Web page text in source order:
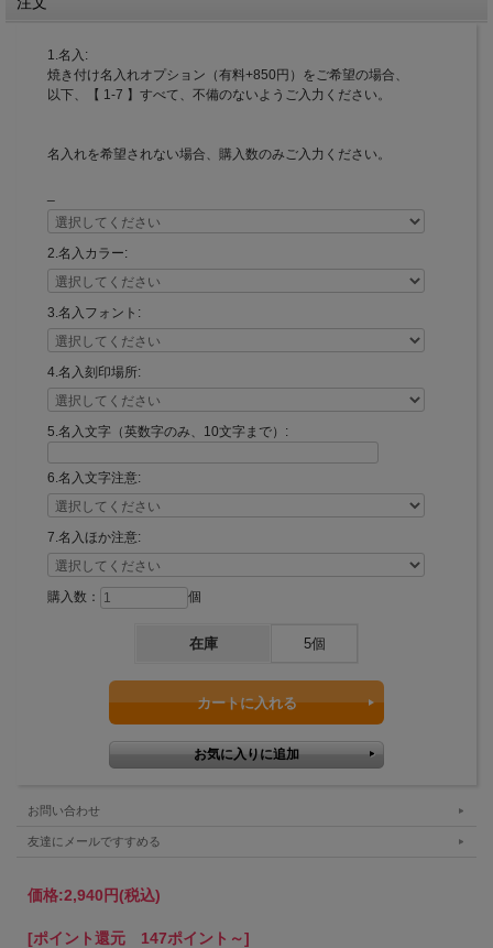
サイト
1.名入:
焼き付け名入れオプション（有料+850円）をご希望の場合、
以下、【 1-7 】すべて、不備のないようご入力ください。
名入れを希望されない場合、購入数のみご入力ください。
2.名入カラー:
3.名入フォント:
4.名入刻印場所:
5.名入文字（英数字のみ、10文字まで）:
6.名入文字注意:
7.名入ほか注意:
購入数： 個
在庫 5個
お問い合わせ
友達にメールですすめる
価格:2,940円(税込)
[ポイント還元 147ポイント～]